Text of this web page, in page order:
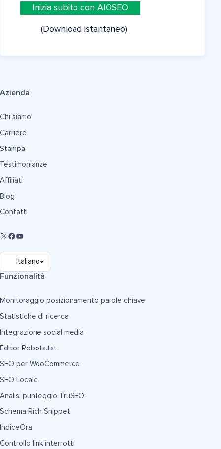
Inizia subito con AIOSEO
(Download istantaneo)
Azienda
Chi siamo
Carriere
Stampa
Testimonianze
Affiliati
Blog
Contatti
Funzionalità
Monitoraggio posizionamento parole chiave
Statistiche di ricerca
Integrazione social media
Editor Robots.txt
SEO per WooCommerce
SEO Locale
Analisi punteggio TruSEO
Schema Rich Snippet
IndiceOra
Controllo link interrotti